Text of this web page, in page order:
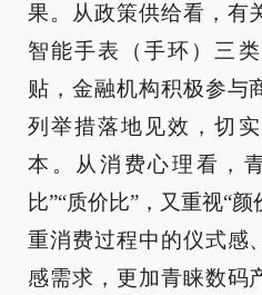
果。从政策供给看，有
智能手表（手环）三
贴，金融机构积极参与
列举措落地见效，切
本。从消费心理看，
比”“质价比”，又重视“
重消费过程中的仪式感
感需求，更加青睐数码